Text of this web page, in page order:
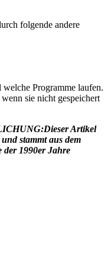
folgende andere
Programme laufen.
sie nicht gespeichert
Dieser Artikel
stammt aus dem
der 1990er Jahre